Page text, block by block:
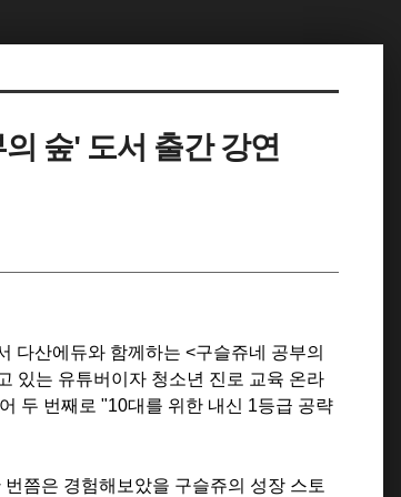
숲' 도서 출간 강연
다산에듀와 함께하는 <구슬쥬네 공부의
있는 유튜버이자 청소년 진로 교육 온라
두 번째로 "10대를 위한 내신 1등급 공략
쯤은 경험해보았을 구슬쥬의 성장 스토